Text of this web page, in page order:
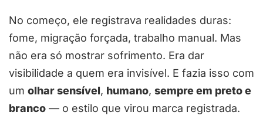
No começo, ele registrava realidades duras:
fome, migração forçada, trabalho manual. Mas
não era só mostrar sofrimento. Era dar
visibilidade a quem era invisível. E fazia isso com
um olhar sensível, humano, sempre em preto e
branco — o estilo que virou marca registrada.